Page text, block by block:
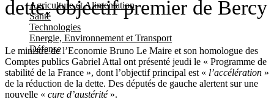
Agriculture et Alimentation
Santé
Technologies
Energie, Environnement et Transport
Défense
dette, objectif premier de Bercy
Le ministre de l’Economie Bruno Le Maire et son homologue des
Comptes publics Gabriel Attal ont présenté jeudi le « Programme de
stabilité de la France », dont l’objectif principal est « l’accélération »
de la réduction de la dette. Des députés de gauche alertent sur une
nouvelle « cure d’austérité».